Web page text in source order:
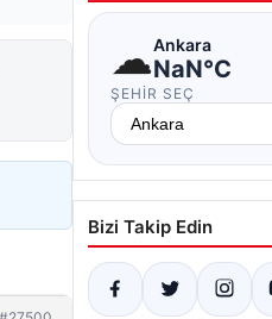
☁Ankara
NaN°C
ŞEHIR SEÇ
Bizi Takip Edin